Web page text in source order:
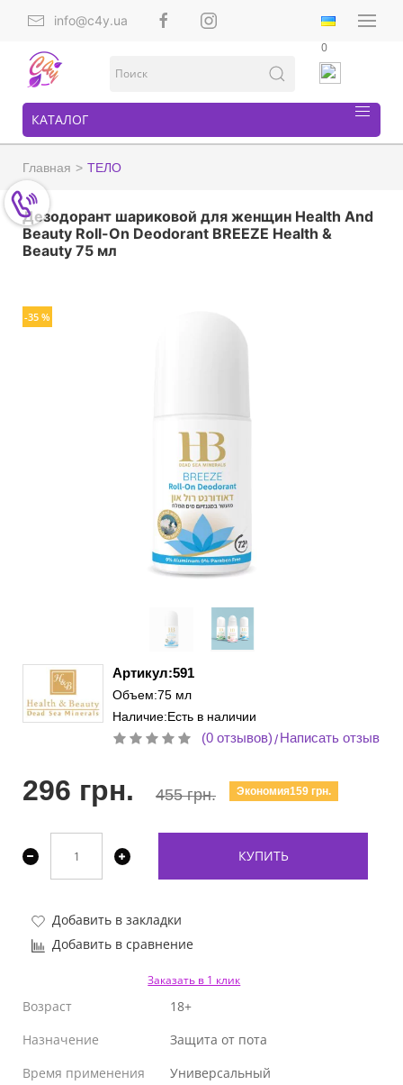
info@c4y.ua
0
КАТАЛОГ
Главная ТЕЛО
Дезодорант шариковой для женщин Health And
Beauty Roll-On Deodorant BREEZE Health &
Beauty 75 мл
-35 %
Артикул:591
Объем:75 мл
Наличие:Есть в наличии
(0 отзывов)/Написать отзыв
296 грн. 455 грн. Экономия159 грн.
КУПИТЬ
Добавить в закладки
Добавить в сравнение
Заказать в 1 клик
Возраст
18+
Назначение
Защита от пота
Время применения
Универсальный